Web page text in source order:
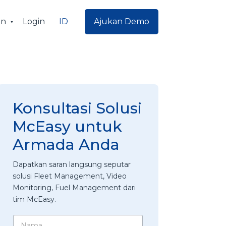
Login ID Ajukan Demo
Konsultasi Solusi
McEasy untuk
Armada Anda
Dapatkan saran langsung seputar
solusi Fleet Management, Video
Monitoring, Fuel Management dari
tim McEasy.
N